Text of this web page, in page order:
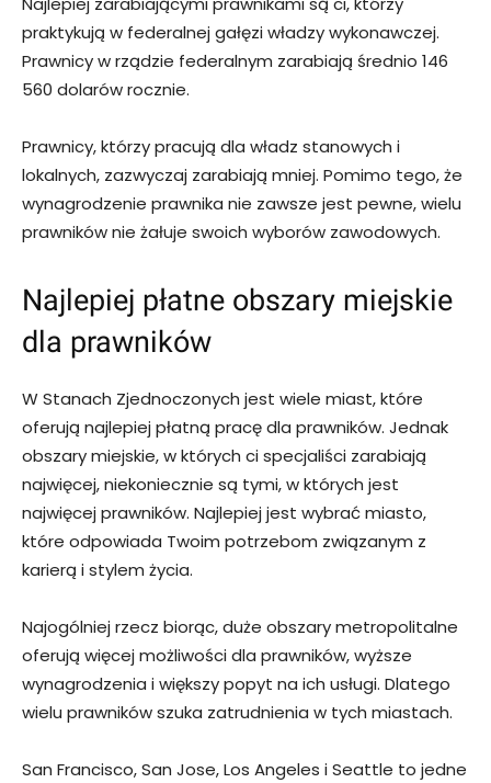
praktykują w federalnej gałęzi władzy wykonawczej.
Prawnicy w rządzie federalnym zarabiają średnio 146
560 dolarów rocznie.
Prawnicy, którzy pracują dla władz stanowych i
lokalnych, zazwyczaj zarabiają mniej. Pomimo tego, że
wynagrodzenie prawnika nie zawsze jest pewne, wielu
prawników nie żałuje swoich wyborów zawodowych.
Najlepiej płatne obszary miejskie
dla prawników
W Stanach Zjednoczonych jest wiele miast, które
oferują najlepiej płatną pracę dla prawników. Jednak
obszary miejskie, w których ci specjaliści zarabiają
najwięcej, niekoniecznie są tymi, w których jest
najwięcej prawników. Najlepiej jest wybrać miasto,
które odpowiada Twoim potrzebom związanym z
karierą i stylem życia.
Najogólniej rzecz biorąc, duże obszary metropolitalne
oferują więcej możliwości dla prawników, wyższe
wynagrodzenia i większy popyt na ich usługi. Dlatego
wielu prawników szuka zatrudnienia w tych miastach.
San Francisco, San Jose, Los Angeles i Seattle to jedne